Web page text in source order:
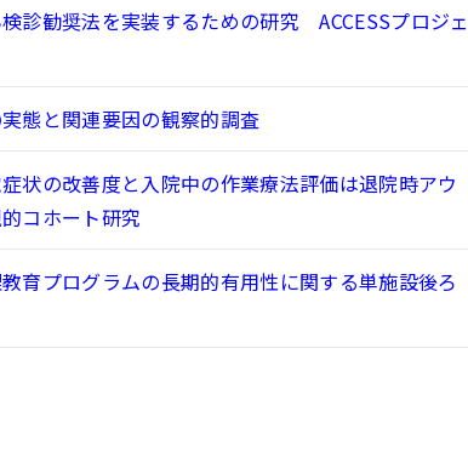
診勧奨法を実装するための研究 ACCESSプロジェ
態と関連要因の観察的調査
状の改善度と入院中の作業療法評価は退院時アウ
コホート研究
育プログラムの長期的有用性に関する単施設後ろ